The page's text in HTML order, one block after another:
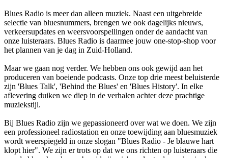
Blues Radio is meer dan alleen muziek. Naast een uitgebreide
selectie van bluesnummers, brengen we ook dagelijks nieuws,
verkeersupdates en weersvoorspellingen onder de aandacht van
onze luisteraars. Blues Radio is daarmee jouw one-stop-shop voor
het plannen van je dag in Zuid-Holland.
Maar we gaan nog verder. We hebben ons ook gewijd aan het
produceren van boeiende podcasts. Onze top drie meest beluisterde
zijn 'Blues Talk', 'Behind the Blues' en 'Blues History'. In elke
aflevering duiken we diep in de verhalen achter deze prachtige
muziekstijl.
Bij Blues Radio zijn we gepassioneerd over wat we doen. We zijn
een professioneel radiostation en onze toewijding aan bluesmuziek
wordt weerspiegeld in onze slogan "Blues Radio - Je blauwe hart
klopt hier". We zijn er trots op dat we ons richten op luisteraars die